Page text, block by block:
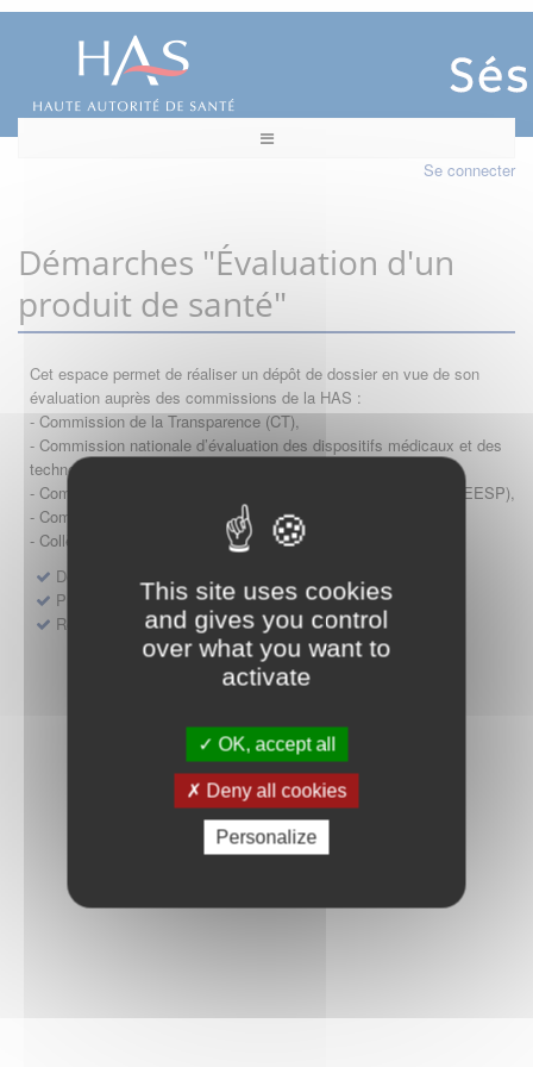
This site uses cookies
and gives you control
over what you want to
activate
OK, accept all
Deny all cookies
Personalize
Se connecter
Démarches "Évaluation d'un
produit de santé"
Cet espace permet de réaliser un dépôt de dossier en vue de son
évaluation auprès des commissions de la HAS :
- Commission de la Transparence (CT),
- Commission nationale d’évaluation des dispositifs médicaux et des
technologies de santé (CNEDiMTS),
- Commission d'évaluation économique et de santé publique (CEESP),
- Commission technique des vaccinations (CTV)
- Collège HAS (Forfait innovation : DM, DM-DIV, actes)
Dépôt d'un dossier pour un produit de santé
Protocoles d'études post-inscription
Rencontres précoces